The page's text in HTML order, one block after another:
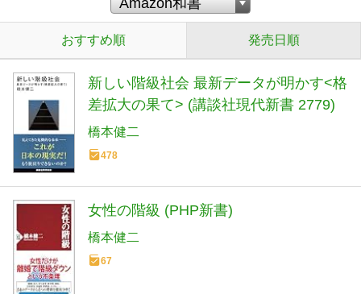
おすすめ順 発売日順
新しい階級社会 最新データが明かす<格
差拡大の果て> (講談社現代新書 2779)
橋本健二
478
女性の階級 (PHP新書)
橋本健二
67